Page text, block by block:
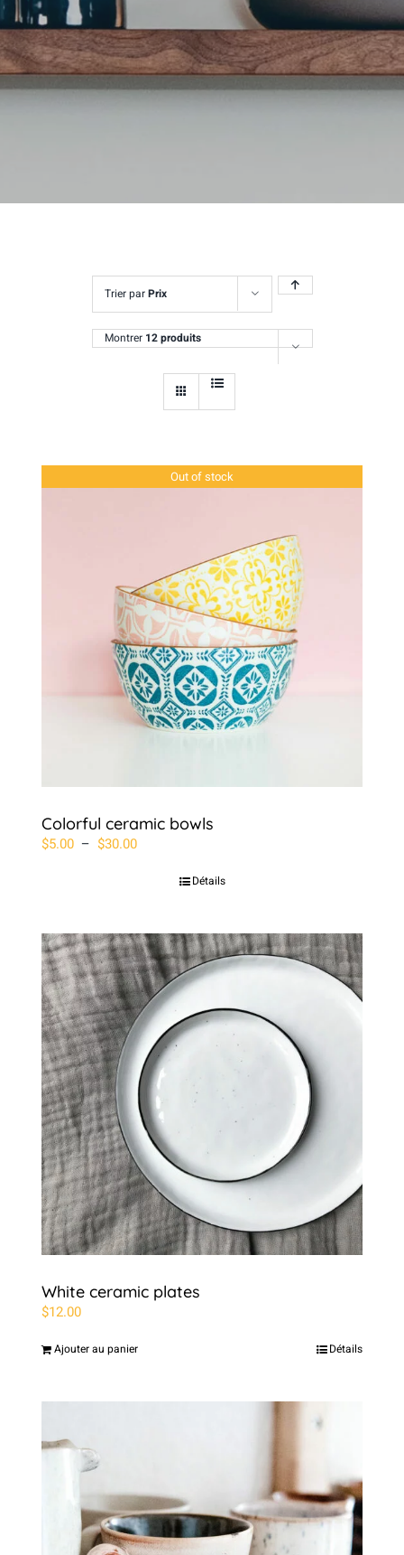
Trier parPrix
Montrer 12 produits
Out of stock
Colorful ceramic bowls
$5.00 – $30.00Plage
à
$30.00
Détails
White ceramic plates
$12.00
Ajouter au panier Détails